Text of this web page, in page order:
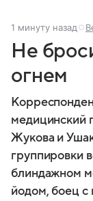
1 минуту назад
Не
огнем
медицинский
Жукова и
группировки
блиндажном
йодом, боец